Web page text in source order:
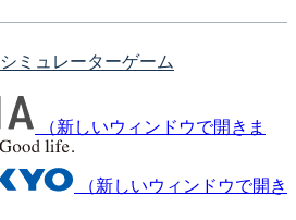
ミュレーターゲーム
（新しいウィンドウで開きま
（新しいウィンドウで開き